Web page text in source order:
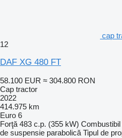
cap
12
DAF XG 480 FT
58.100 EUR ≈ 304.800 RON
Cap tractor
2022
414.975 km
Euro 6
Forţă 483 c.p. (355 kW) Combustibil
de suspensie parabolică Tipul de